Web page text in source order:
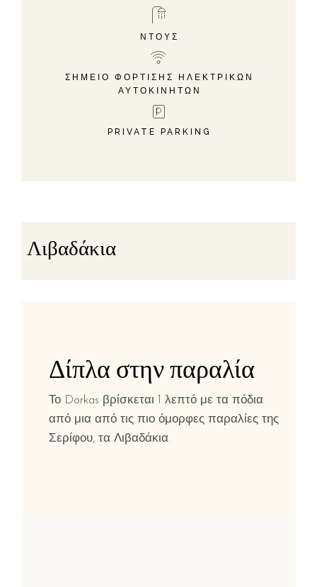
ΝΤΟΥΣ
ΣΗΜΕΊΟ ΦΌΡΤΙΣΗΣ ΗΛΕΚΤΡΙΚΏΝ
ΑΥΤΟΚΙΝΉΤΩΝ
PRIVATE PARKING
Λιβαδάκια
Δίπλα στην παραλία
Το Dorkas βρίσκεται 1 λεπτό με τα πόδια
από μια από τις πιο όμορφες παραλίες της
Σερίφου, τα Λιβαδάκια.